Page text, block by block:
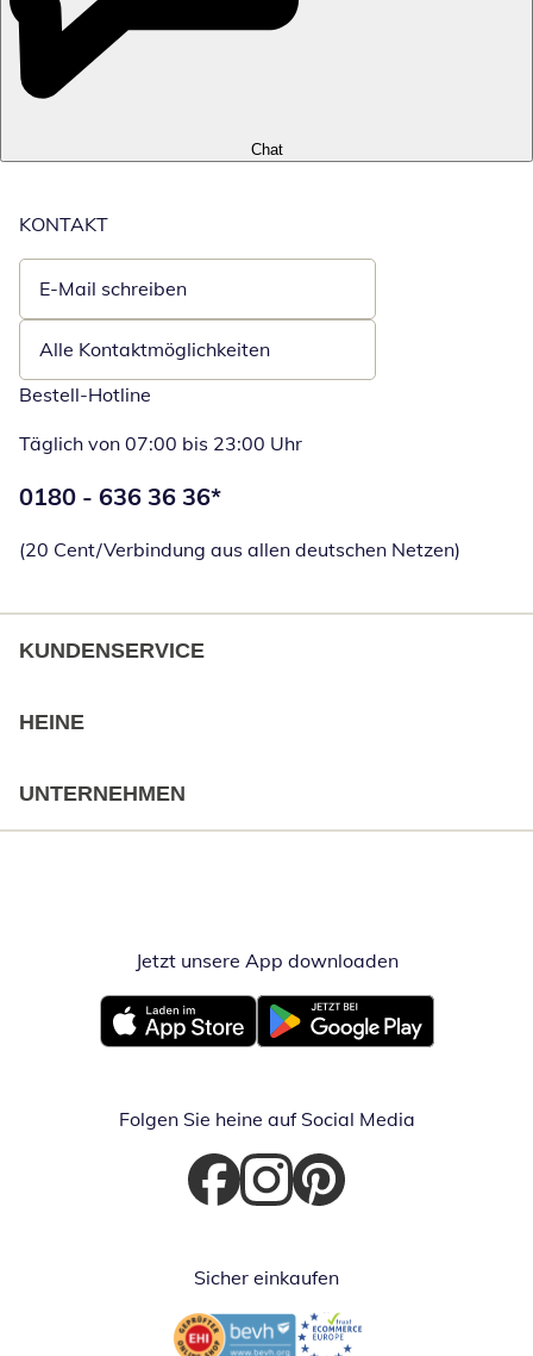
Chat
KONTAKT
E-Mail schreiben
Öffnet E-Mail-Client
Alle Kontaktmöglichkeiten
Bestell-Hotline
Täglich von 07:00 bis 23:00 Uhr
Telefonnummer:
0180 - 636 36 36*
(20 Cent/Verbindung aus allen deutschen Netzen)
KUNDENSERVICE
HEINE
UNTERNEHMEN
Jetzt unsere App downloadenÖffnet in
Öffnet in neuem FensterÖffnet in neuem Fenster
Folgen Sie heine auf Social Media
Öffnet in neuem Fenster
Öffnet in neuem Fenster
Öffnet in neuem Fenster
Sicher einkaufen